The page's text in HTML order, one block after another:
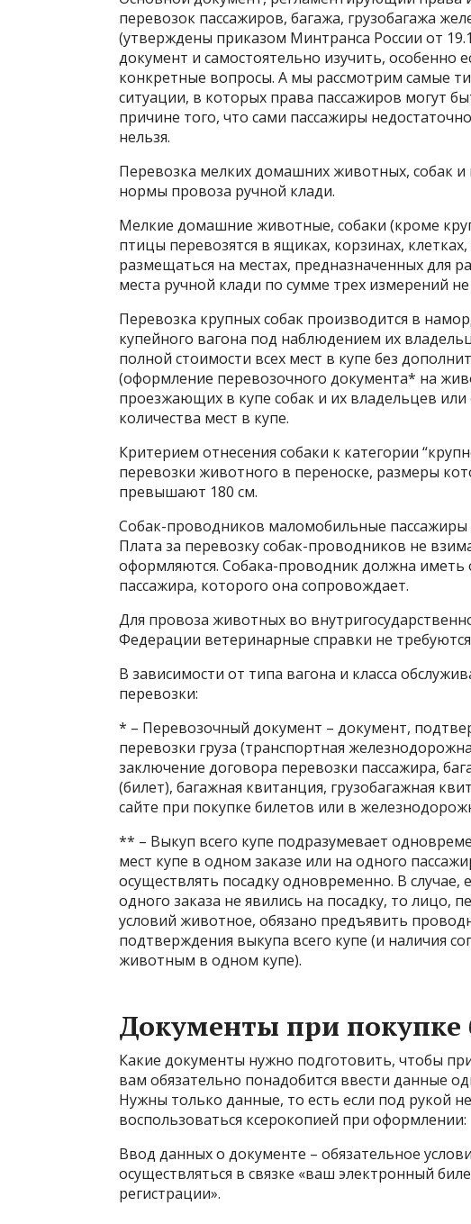
перевозок пассажиров, багажа, грузобагажа
(утверждены приказом Минтранса России от
документ и самостоятельно изучить, особенно
конкретные вопросы. А мы рассмотрим самые
ситуации, в которых права пассажиров могут
причине того, что сами пассажиры
нельзя.
Перевозка мелких домашних животных, собак и
нормы провоза ручной клади.
Мелкие домашние животные, собаки (кроме
птицы перевозятся в ящиках, корзинах,
размещаться на местах, предназначенных для
места ручной клади по сумме трех измерений
Перевозка крупных собак производится в
купейного вагона под наблюдением их
полной стоимости всех мест в купе без
(оформление перевозочного документа* на
проезжающих в купе собак и их владельцев
количества мест в купе.
Критерием отнесения собаки к категории
перевозки животного в переноске, размеры
превышают 180 см.
Собак-проводников маломобильные пассажиры
Плата за перевозку собак-проводников не
оформляются. Собака-проводник должна
пассажира, которого она сопровождает.
Для провоза животных во
Федерации ветеринарные справки не
В зависимости от типа вагона и класса
перевозки:
* – Перевозочный документ – документ,
перевозки груза (транспортная
заключение договора перевозки пассажира,
(билет), багажная квитанция, грузобагажная
сайте при покупке билетов или в
** – Выкуп всего купе подразумевает
мест купе в одном заказе или на одного
осуществлять посадку одновременно. В случае,
одного заказа не явились на посадку, то лицо,
условий животное, обязано предъявить
подтверждения выкупа всего купе (и наличия
животным в одном купе).
Документы при покупке
Какие документы нужно подготовить, чтобы
вам обязательно понадобится ввести данные
Нужны только данные, то есть если под рукой
воспользоваться ксерокопией при оформлении:
Ввод данных о документе – обязательное
осуществляться в связке «ваш электронный
регистрации».